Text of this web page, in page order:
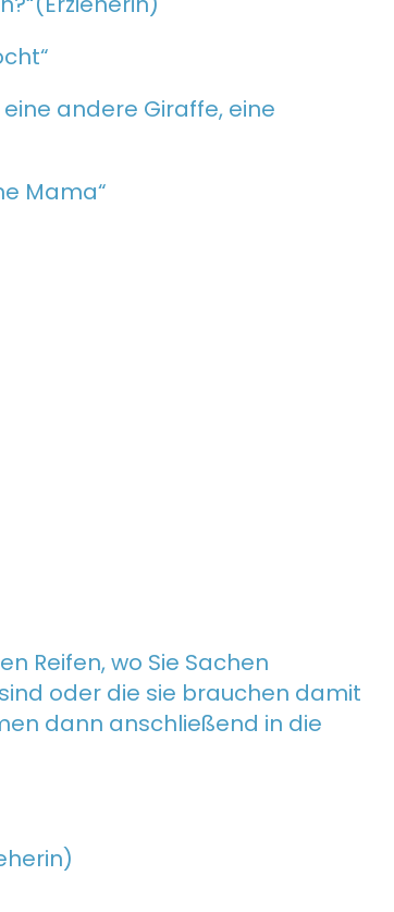
andere Giraffe, eine
Mama“
Reifen, wo Sie Sachen
oder die sie brauchen damit
dann anschließend in die